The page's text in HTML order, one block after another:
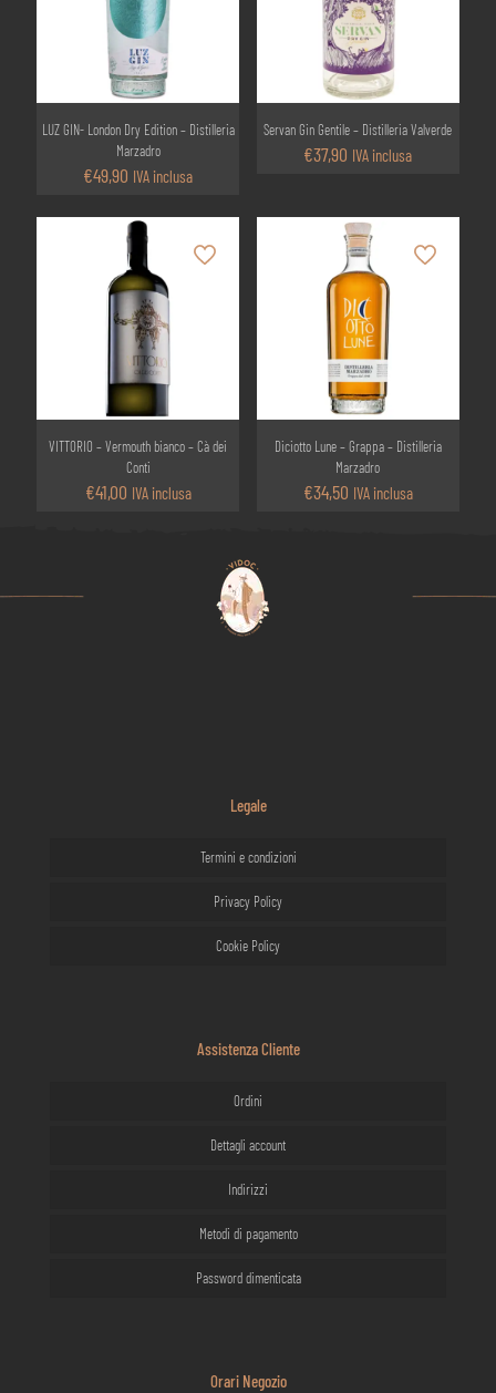
LUZ GIN- London Dry Edition – Distilleria
Marzadro
€49,90 IVA inclusa
Servan Gin Gentile – Distilleria Valverde
€37,90 IVA inclusa
VITTORIO – Vermouth bianco – Cà dei
Conti
€41,00 IVA inclusa
Diciotto Lune – Grappa – Distilleria
Marzadro
€34,50 IVA inclusa
Legale
Termini e condizioni
Privacy Policy
Cookie Policy
Assistenza Cliente
Ordini
Dettagli account
Indirizzi
Metodi di pagamento
Password dimenticata
Orari Negozio